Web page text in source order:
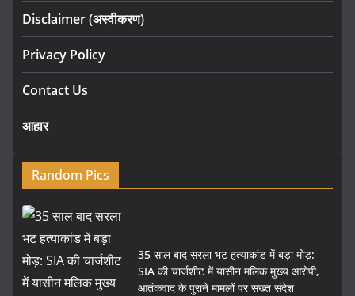
Disclaimer (अस्वीकरण)
Privacy Policy
Contact Us
आहार
Random Pics
35 साल बाद सरला भट हत्याकांड में बड़ा मोड़:
SIA की चार्जशीट में यासीन मलिक मुख्य आरोपी,
आतंकवाद के पुराने मामलों पर सख्त संदेश